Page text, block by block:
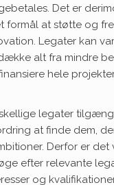
Det er
formål at støtte og
Legater kan
alt fra mindre
hele
legater
at finde dem,
Derfor er
efter relevante
og